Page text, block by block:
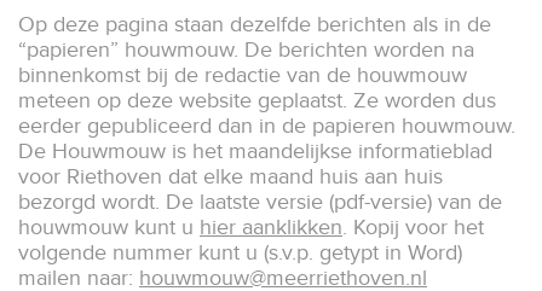
Op deze pagina staan dezelfde berichten als in de
“papieren” houwmouw. De berichten worden na
binnenkomst bij de redactie van de houwmouw
meteen op deze website geplaatst. Ze worden dus
eerder gepubliceerd dan in de papieren houwmouw.
De Houwmouw is het maandelijkse informatieblad
voor Riethoven dat elke maand huis aan huis
bezorgd wordt. De laatste versie (pdf-versie) van de
houwmouw kunt u hier aanklikken. Kopij voor het
volgende nummer kunt u (s.v.p. getypt in Word)
mailen naar: houwmouw@meerriethoven.nl